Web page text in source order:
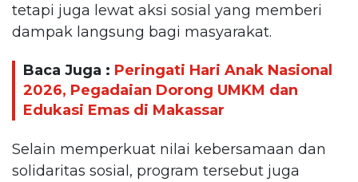
tetapi juga lewat aksi sosial yang memberi
dampak langsung bagi masyarakat.
Baca Juga : Peringati Hari Anak Nasional
2026, Pegadaian Dorong UMKM dan
Edukasi Emas di Makassar
Selain memperkuat nilai kebersamaan dan
solidaritas sosial, program tersebut juga